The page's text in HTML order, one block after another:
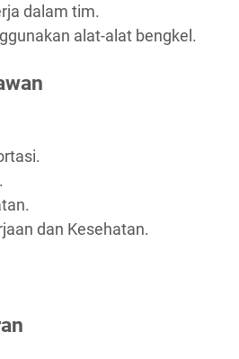
dalam tim.
alat-alat bengkel.
dan Kesehatan.